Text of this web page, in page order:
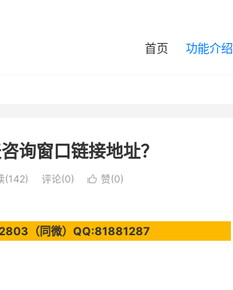
首页 功能介绍
询窗口链接地址？
(142) 评论(0)  赞(0)
（同微）QQ:81881287